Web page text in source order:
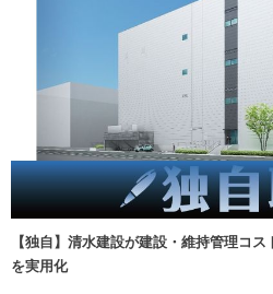
【独自】清水建設が建設・維持管理コ
を実用化